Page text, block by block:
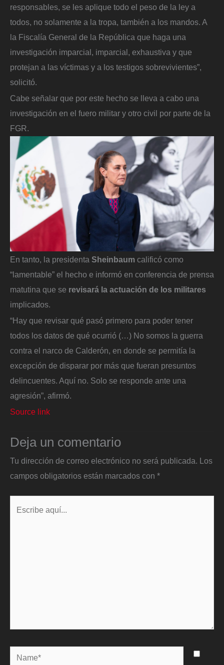
responsables, se les aplique todo el peso de la ley a
todos, no solamente a la tropa, también a los mandos. A
la Fiscalía General de la República que haga una
investigación imparcial, imparcial, exhaustiva y que
protejan a las víctimas y a los testigos sobrevivientes”,
solicitó.
Cabe señalar que por este hecho se lleva a cabo una
investigación en el fuero militar y otro civil por parte de la
FGR.
En tanto, la presidenta Sheinbaum calificó como
“lamentable” el hecho e informó en conferencia de prensa
matutina que se revisará la actuación de los militares
implicados.
“Hay que revisar qué pasó primero para poder tener
todos los datos de qué ocurrió (…) No somos la guerra
contra el narco de Calderón, en donde se permitía la
excepción de disparar por más que fueran presuntos
delincuentes. Aquí no. Solo se responde ante una
agresión”, afirmó.
Source link
Deja un comentario
Tu dirección de correo electrónico no será publicada.
Los
campos obligatorios están marcados con *
Name*